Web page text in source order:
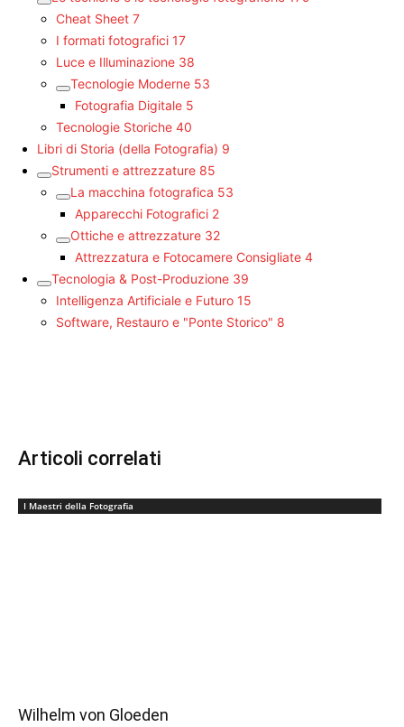
Cheat Sheet 7
I formati fotografici 17
Luce e Illuminazione 38
Tecnologie Moderne 53
Fotografia Digitale 5
Tecnologie Storiche 40
Libri di Storia (della Fotografia) 9
Strumenti e attrezzature 85
La macchina fotografica 53
Apparecchi Fotografici 2
Ottiche e attrezzature 32
Attrezzatura e Fotocamere Consigliate 4
Tecnologia & Post-Produzione 39
Intelligenza Artificiale e Futuro 15
Software, Restauro e "Ponte Storico" 8
Articoli correlati
I Maestri della Fotografia
Wilhelm von Gloeden